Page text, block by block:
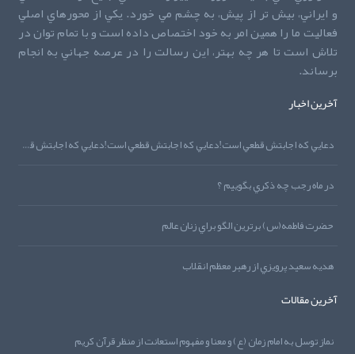
و ايراني، بيش تر از پيش، به چشم مي خورد. يکي از محورهاي اصلي
فعاليت ما را همين امر به خود اختصاص داده است و با تمام توان در
تلاش است تا هر چه بهتر، اين رسالت را در عرصه جهاني به انجام
برساند.
آخرین اخبار
دعايي که اجابتش قطعي است!دعايي که اجابتش قطعي است!دعايي که اجابتش قطعي است!
در ماه رجب چه ذکري بگوييم ؟
حضرت فاطمه(س) برترين الگو براي زنان عالم
هديه‌‌ سعيد پرويزي از رهبر معظم انقلاب
آخرین مقالات
نماز توسل به امام زمان (ع) و معنا و مفهوم استعانت از منظر قرآن کريم